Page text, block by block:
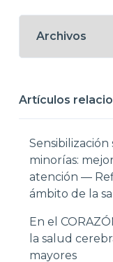
Artículos
minorías:
atención —
ámbito de la
En el
la salud
mayores